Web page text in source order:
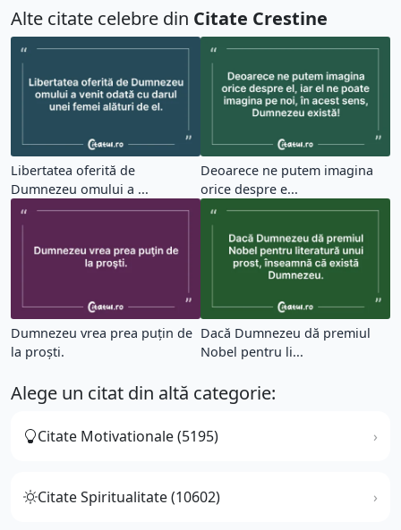
Alte citate celebre din Citate Crestine
Libertatea oferită de
Dumnezeu omului a ...
Deoarece ne putem imagina
orice despre e...
Dumnezeu vrea prea puţin de
la proşti.
Dacă Dumnezeu dă premiul
Nobel pentru li...
Alege un citat din altă categorie:
Citate Motivationale (5195)
Citate Spiritualitate (10602)